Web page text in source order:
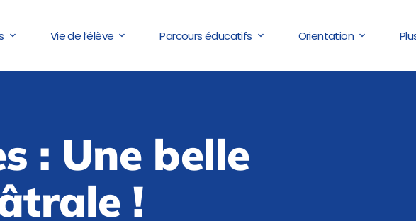
Vie de l’élève Parcours éducatifs Orientation
: Une belle
!